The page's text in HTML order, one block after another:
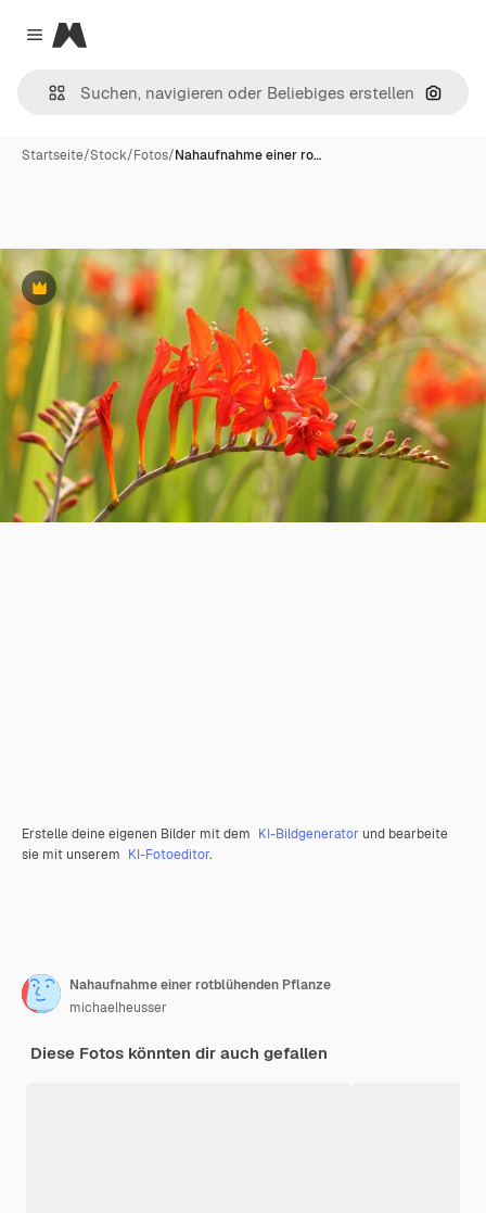
Close menu
Magnific
Nach
Startseite/Stock/Fotos/Nahaufnahme einer ro…
Premium
Erstelle deine eigenen Bilder mit dem KI-Bildgenerator und bearbeite
sie mit unserem KI-Fotoeditor.
Nahaufnahme einer rotblühenden Pflanze
michaelheusser
Diese Fotos könnten dir auch gefallen